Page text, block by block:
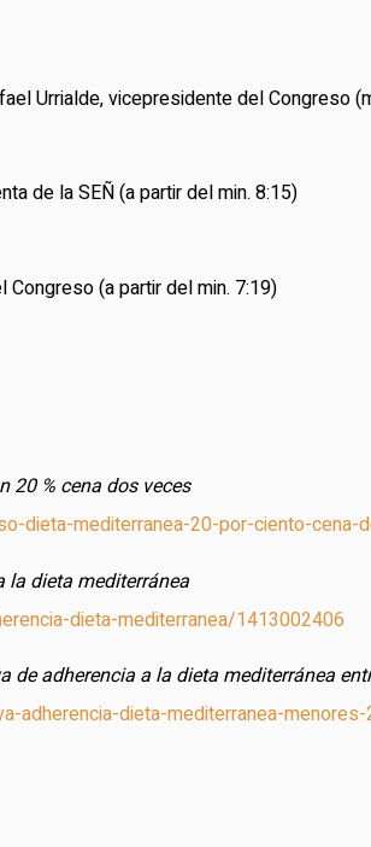
Urrialde, vicepresidente del Congreso
de la SEÑ(a partir del min. 8:15)
Congreso(a partir del min. 7:19)
20 % cena dos veces
dieta-mediterranea-20-por-ciento-cena-
la dieta mediterránea
dieta-mediterranea/1413002406
adherencia a la dieta mediterránea
adherencia-dieta-mediterranea-